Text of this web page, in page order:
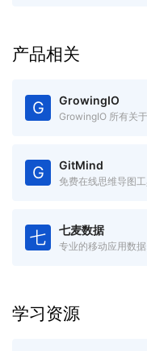
产品相关
G GrowingIO
G GitMind
免费在线思维导图
七 七麦数据
学习资源